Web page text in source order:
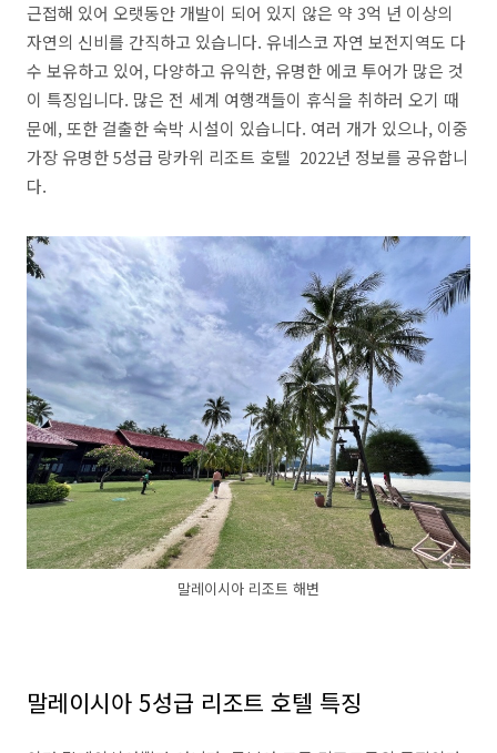
근접해 있어 오랫동안 개발이 되어 있지 않은 약 3억 년 이상의
자연의 신비를 간직하고 있습니다. 유네스코 자연 보전지역도 다
수 보유하고 있어, 다양하고 유익한, 유명한 에코 투어가 많은 것
이 특징입니다. 많은 전 세계 여행객들이 휴식을 취하러 오기 때
문에, 또한 걸출한 숙박 시설이 있습니다. 여러 개가 있으나, 이중
가장 유명한 5성급 랑카위 리조트 호텔 2022년 정보를 공유합니
다.
말레이시아 리조트 해변
말레이시아 5성급 리조트 호텔 특징